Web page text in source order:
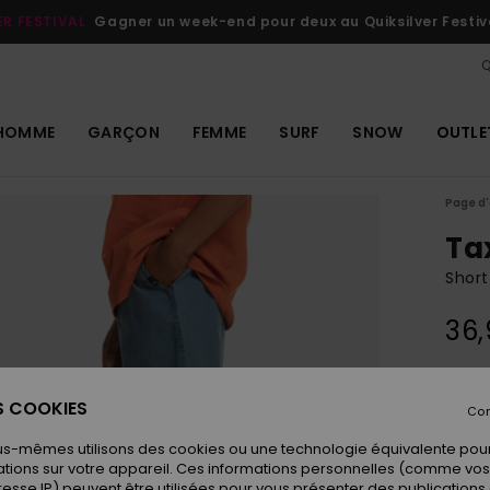
FESTIVAL Gagner un week-end pour deux au Quiksilver
GARÇON FEMME SURF SNOW
Page
COOKIES
mêmes utilisons des cookies ou une technologie équivalente
sur votre appareil. Ces informations personnelles (comme